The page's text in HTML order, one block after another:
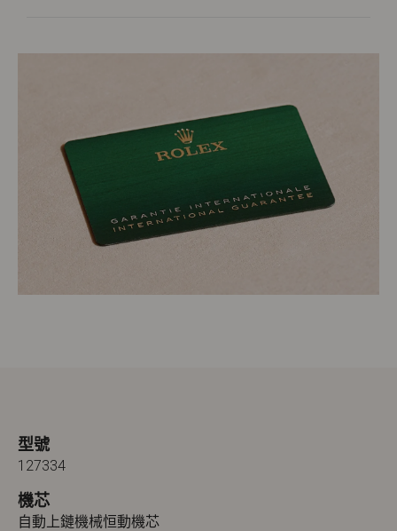
型號
127334
機芯
自動上鏈機械恒動機芯